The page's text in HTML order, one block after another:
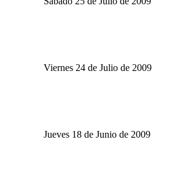
Viernes 24 de Julio de 2009
Jueves 18 de Junio de 2009